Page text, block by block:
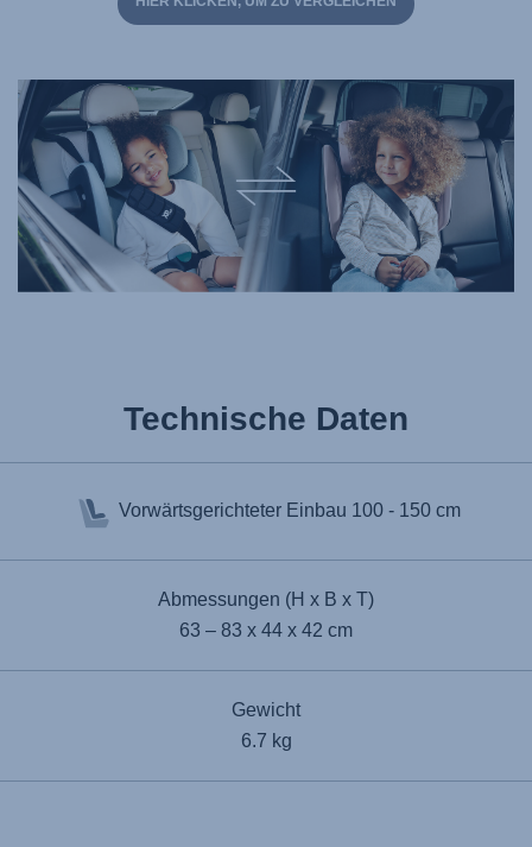
Technische Daten
Vorwärtsgerichteter Einbau 100 - 150 cm
Abmessungen (H x B x T)
63 – 83 x 44 x 42 cm
Gewicht
6.7 kg